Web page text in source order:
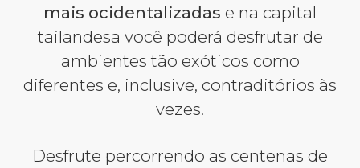
mais ocidentalizadas e na capital
tailandesa você poderá desfrutar de
ambientes tão exóticos como
diferentes e, inclusive, contraditórios às
vezes.
Desfrute percorrendo as centenas de